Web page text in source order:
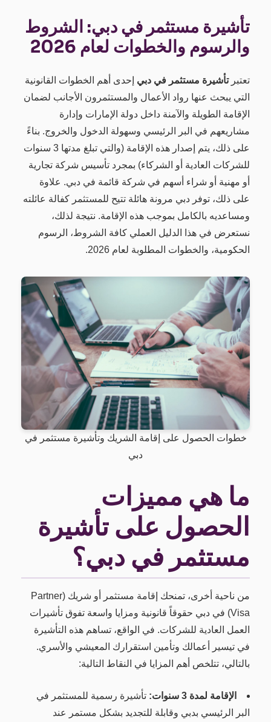
تأشيرة مستثمر في دبي: الشروط
والرسوم والخطوات لعام 2026
تعتبرتأشيرة مستثمر في دبي إحدى أهم الخطوات القانونية
التي يبحث عنها رواد الأعمال والمستثمرون الأجانب لضمان
الإقامة الطويلة والآمنة داخل دولة الإمارات وإدارة
مشاريعهم في البر الرئيسي وسهولة الدخول والخروج. بناءً
على ذلك، يتم إصدار هذه الإقامة (والتي تبلغ مدتها 3 سنوات
للشركات العادية أو الشركاء) بمجرد تأسيس شركة تجارية
أو مهنية أو شراء أسهم في شركة قائمة في دبي. علاوة
على ذلك، توفر دبي مرونة هائلة تتيح للمستثمر كفالة عائلته
ومساعديه بالكامل بموجب هذه الإقامة. نتيجة لذلك،
نستعرض في هذا الدليل العملي كافة الشروط، الرسوم
الحكومية، والخطوات المطلوبة لعام 2026.
خطوات الحصول على إقامة الشريك وتأشيرة مستثمر في
دبي
ما هي مميزات
الحصول على تأشيرة
مستثمر في دبي؟
من ناحية أخرى، تمنحك إقامة مستثمر أو شريك (Partner
Visa) في دبي حقوقاً قانونية ومزايا واسعة تفوق تأشيرات
العمل العادية للشركات. في الواقع، تساهم هذه التأشيرة
في تيسير أعمالك وتأمين استقرارك المعيشي والأسري.
بالتالي، تتلخص أهم المزايا في النقاط التالية:
الإقامة لمدة 3 سنوات:
تأشيرة رسمية للمستثمر في
البر الرئيسي بدبي وقابلة للتجديد بشكل مستمر عند